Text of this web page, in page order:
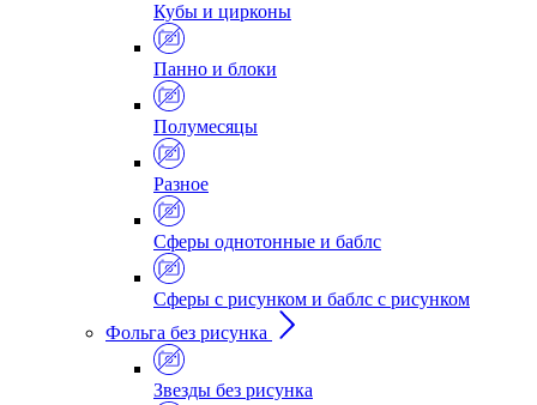
Кубы и цирконы
Панно и блоки
Полумесяцы
Разное
Сферы однотонные и баблс
Сферы с рисунком и баблс с рисунком
Фольга без рисунка
Звезды без рисунка